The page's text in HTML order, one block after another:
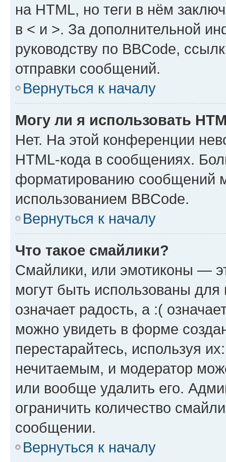
на HTML, но теги в нём
в < и >. За дополнительной
руководству по BBCode,
отправки сообщений.
Вернуться к началу
Могу ли я использовать
Нет. На этой конференции
HTML-кода в сообщениях.
форматированию сообщений
использованием BBCode.
Вернуться к началу
Что такое смайлики?
Смайлики, или эмотиконы —
могут быть использованы
означает радость, а :(
можно увидеть в форме
перестарайтесь, используя
нечитаемым, и модератор
или вообще удалить его.
ограничить количество
сообщении.
Вернуться к началу